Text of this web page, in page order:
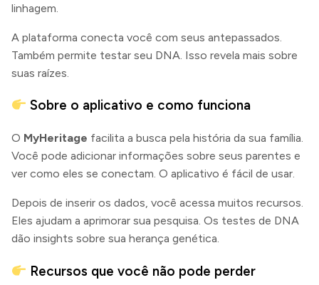
linhagem.
A plataforma conecta você com seus antepassados.
Também permite testar seu DNA. Isso revela mais sobre
suas raízes.
Sobre o aplicativo e como funciona
O MyHeritage facilita a busca pela história da sua família.
Você pode adicionar informações sobre seus parentes e
ver como eles se conectam. O aplicativo é fácil de usar.
Depois de inserir os dados, você acessa muitos recursos.
Eles ajudam a aprimorar sua pesquisa. Os testes de DNA
dão insights sobre sua herança genética.
Recursos que você não pode perder